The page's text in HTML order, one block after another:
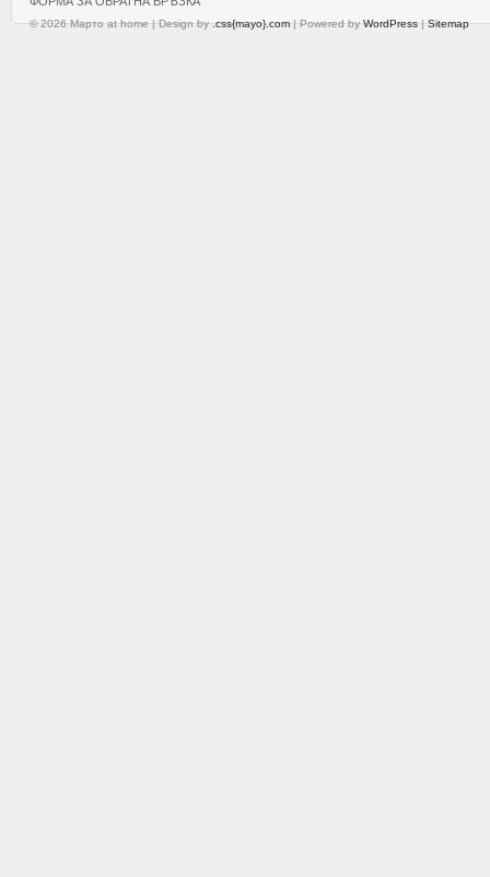
© 2026 Марто at home | Design by.css{mayo}.com| Powered byWordPress|Sitemap